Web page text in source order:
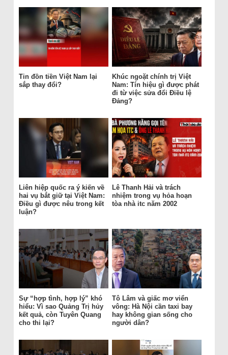
Tin đồn tiền Việt Nam lại
sắp thay đổi?
Khúc ngoặt chính trị Việt
Nam: Tín hiệu gì được phát
đi từ việc sửa đổi Điều lệ
Đảng?
Liên hiệp quốc ra ý kiến về
hai vụ bắt giữ tại Việt Nam:
Điều gì được nêu trong kết
luận?
Lê Thanh Hải và trách
nhiệm trong vụ hỏa hoạn
tòa nhà itc năm 2002
Sự “hợp tình, hợp lý” khó
hiểu: Vì sao Quảng Trị hủy
kết quả, còn Tuyên Quang
cho thi lại?
Tô Lâm và giấc mơ viển
vông: Hà Nội cần taxi bay
hay không gian sống cho
người dân?